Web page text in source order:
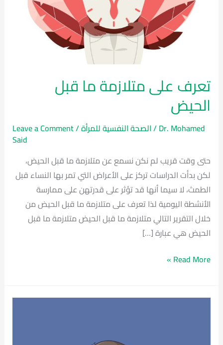
تعرف على متلازمة ما قبل
الحيض
Leave a Comment/الصحة النفسية للمرأة/Dr. Mohamed
Said
حتى وقت قريب لم نكن نسمع عن متلازمة ما قبل الحيض،
لكن بدأت الدراسات تركز على الأعراض التي تمر بها النساء قبل
الطمث، لا سيما أنها قد تؤثر على قدرتهن على ممارسة
الأنشطة اليومية لذا تعرف على متلازمة ما قبل الحيض من
خلال التقرير التالي متلازمة ما قبل الحيض متلازمة ما قبل
الحيض هي عبارة […]
Read More »